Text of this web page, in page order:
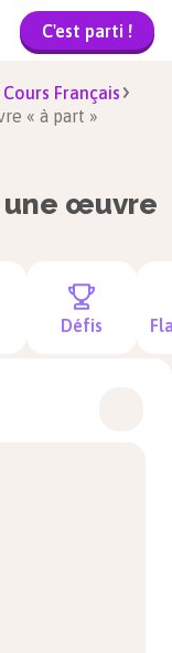
C'est parti !
Cours Français
« à part »
une œuvre
Défis